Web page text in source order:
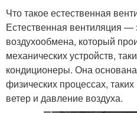
Что такое естественная
Естественная вентиляция —
воздухообмена, который
механических устройств,
кондиционеры. Она
физических процессах,
ветер и давление воздуха.